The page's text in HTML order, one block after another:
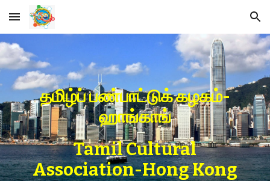
Skip to main content Skip to navigation
தமிழ்ப் பண்பாட்டுக் கழகம்-
ஹாங்காங்
Tamil Cultural
Association-Hong Kong